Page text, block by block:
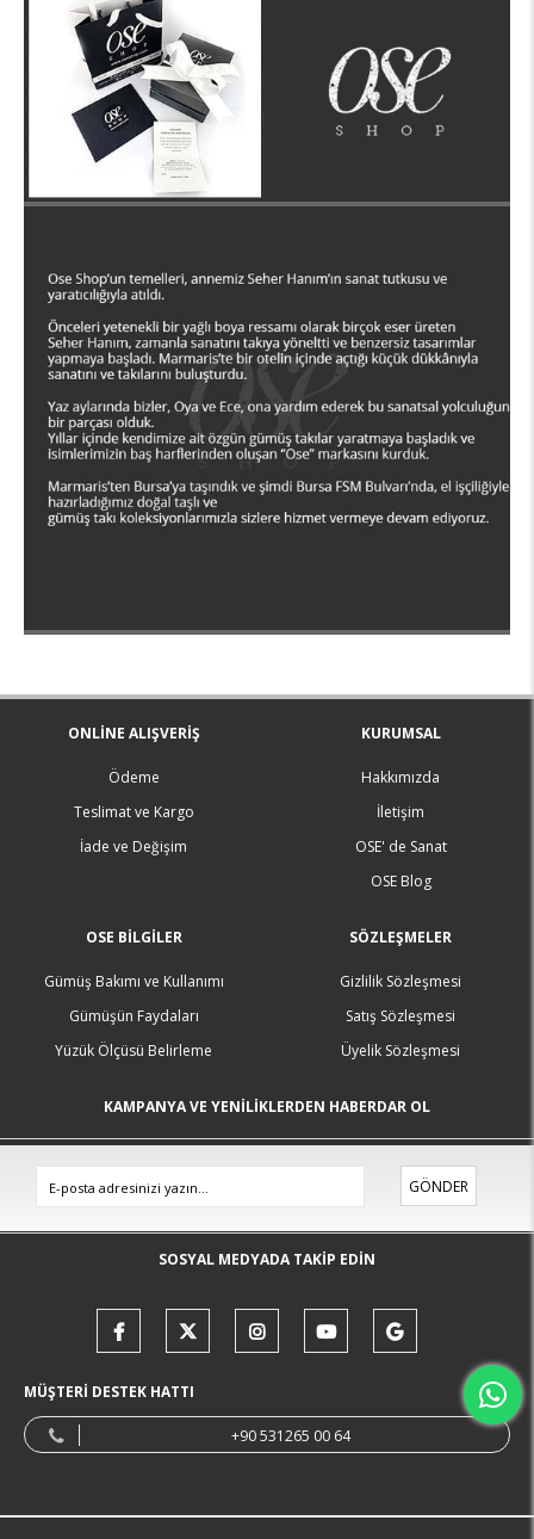
ONLINE ALIŞVERIŞ
Ödeme
Teslimat ve Kargo
İade ve Değişim
KURUMSAL
Hakkımızda
İletişim
OSE' de Sanat
OSE Blog
OSE BILGILER
Gümüş Bakımı ve Kullanımı
Gümüşün Faydaları
Yüzük Ölçüsü Belirleme
SÖZLEŞMELER
Gizlilik Sözleşmesi
Satış Sözleşmesi
Üyelik Sözleşmesi
KAMPANYA VE YENİLİKLERDEN HABERDAR OL
GÖNDER
SOSYAL MEDYADA TAKİP EDİN
MÜŞTERİ DESTEK HATTI
+90 531265 00 64